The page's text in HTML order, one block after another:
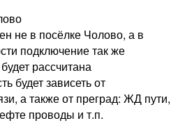
не в посёлке Чолово, а в
подключение так же
рассчитана
будет зависеть от
а также от преград: ЖД пути,
проводы и т.п.